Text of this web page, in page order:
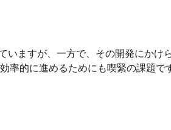
ますが、一方で、その開発にか
率的に進めるためにも喫緊の課題